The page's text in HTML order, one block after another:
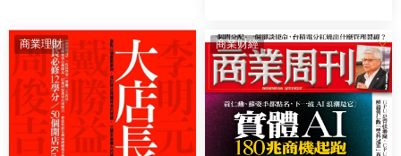
商業理財 商業财經